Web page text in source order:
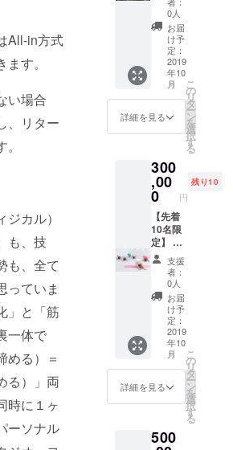
All-in方式
す。
い場合
、リター
カル）
も、技
も、全て
っていま
」と「筋
一体で
める）＝
る）」両
時に１ヶ
ーソナル
身の姿
を画像
で映
し、 同
じスタ
ジオ空
間にい
るよう
な感覚
で、直
接指導
られま
す。 ６
０分or
９０分
or１２
０分の
レッス
ンのフ
リーパ
スチ
ケット
（有効
期限あ
り）で
す。 ６
０分or
９０分
or１２
０分の
レッス
はご選
分）な
ども可
能で
す。 ご
来店の
度に、
ニュー
を変更
しても
大丈夫
また、
マッ
サージ
につい
て、
「法令
に基づ
く医
療、診
療行為
ではご
ざいま
せん。
効果に
は個人
差がご
ざいま
すこと
を予め
ご了承
い。」
も可能
です。
最低週
２回、
最大１
８０分
まで、
の枠は
保証致
しま
す。 フ
ダーメ
イドの
パーソ
ナルト
レーニ
ングで
も結構
です
し、希
望のエ
クササ
イズを
選択し
ても、
エクサ
サイズ
とマッ
サージ
のミッ
クス
１８０
す。 ハ
ワイ式
ロミロ
ミマッ
サー
ジ； 古
代ハワ
イアン
が医療
として
行って
統的な
マッ
サージ
です。
「ロ
ミ」は
ハワイ
語で揉
む、押
す、圧
迫す
る、
マッ
サージ
する、
そして
手のひ
らから
愛情が
伝わる
意味が
垂した
内臓を
正しい
位置に
戻せま
す。 こ
のコー
スは、
ハン
モック
ヨガや
ガを極
めたい
方、イ
ンスト
ラク
ターを
目指す
方、へ
のコー
スにな
りま
す。 こ
の値段
で、空
中ヨ
ガ、シ
ルクサ
スペン
ション
の両方
るの
ング、
美尻ト
レーニ
ング、
バラン
スト
レーニ
ング、
キネシ
ス、ピ
ラティ
フォー
マーの
レッス
ン、VR
エクサ
サイ
ズ、か
ら好き
なメ
ニュー
を選択
いただ
くこと
も可能
です。
タイ古
式マッ
サー
ジ、ハ
ワイロ
ミ、中
ツアー
体験！
ヨガ発
祥の地
で、ア
シュラ
ム(ヨガ
の修行
をする
場所)に
て、ヨ
喫しま
せん
か？ 自
然に囲
まれた
静かな
アシュ
ラムで
本場の
ヨガ
ポーズ
やヨガ
の精神
を学び
ます。
本場の
インド
ヨガに
よる体
の変化
できま
0人
お届
け予
定：
2019
年10
月
詳細を見る
こ
の
リ
タ
ー
ン
を
選
択
す
る
300
,00
0 円
残り10
【先着
10名限
定】 ピ
ラティ
ス、
ニュー
ヨー
ク、ロ
サンゼ
ルス、
スタジ
オめぐ
りツ
アー！
ピラ
ティス
でしか
支援
者：
0人
お届
け予
定：
2019
年10
月
詳細を見る
こ
の
リ
タ
ー
ン
を
選
択
す
る
500